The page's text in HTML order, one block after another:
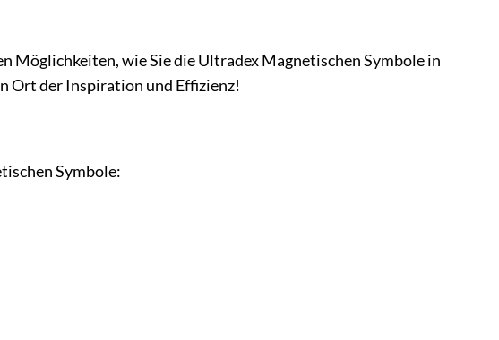
Möglichkeiten, wie Sie die Ultradex Magnetischen Symbole in
Ort der Inspiration und Effizienz!
Symbole: